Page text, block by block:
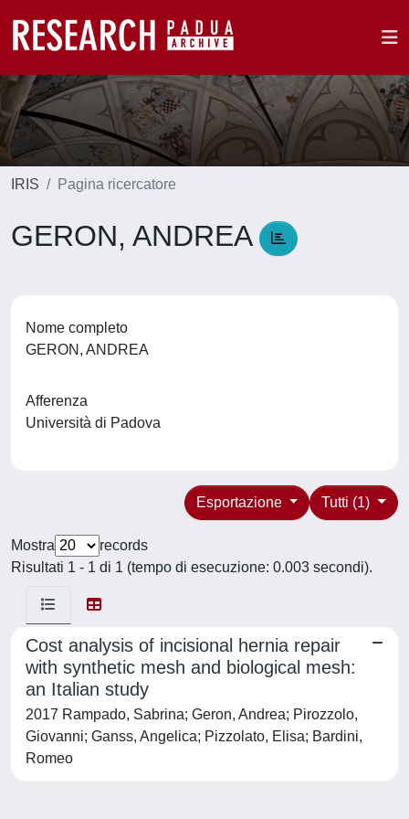
IRIS Pagina ricercatore
GERON, ANDREA
Nome completo
GERON, ANDREA
Afferenza
Università di Padova
Tutti (1)
Esportazione
Mostra
records
Risultati 1 - 1 di 1 (tempo di esecuzione: 0.003 secondi).
Cost analysis of incisional hernia repair
with synthetic mesh and biological mesh:
an Italian study
2017 Rampado, Sabrina; Geron, Andrea; Pirozzolo,
Giovanni; Ganss, Angelica; Pizzolato, Elisa; Bardini,
Romeo